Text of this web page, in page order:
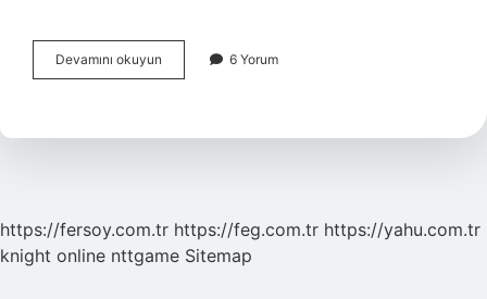
Devamını okuyun
Gayesi
6 Yorum
https://fersoy.com.tr https://feg.com.tr https://yahu.com.tr
knight online nttgame Sitemap